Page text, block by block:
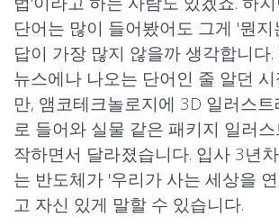
단어는 많이 들어봤어도 그게 '뭔
답이 가장 많지 않을까 생각합니다
뉴스에나 나오는 단어인 줄 알던
만, 앰코테크놀로지에 3D 일러스
로 들어와 실물 같은 패키지 일러
작하면서 달라졌습니다. 입사 3년
는 반도체가 '우리가 사는 세상을
고 자신 있게 말할 수 있습니다.